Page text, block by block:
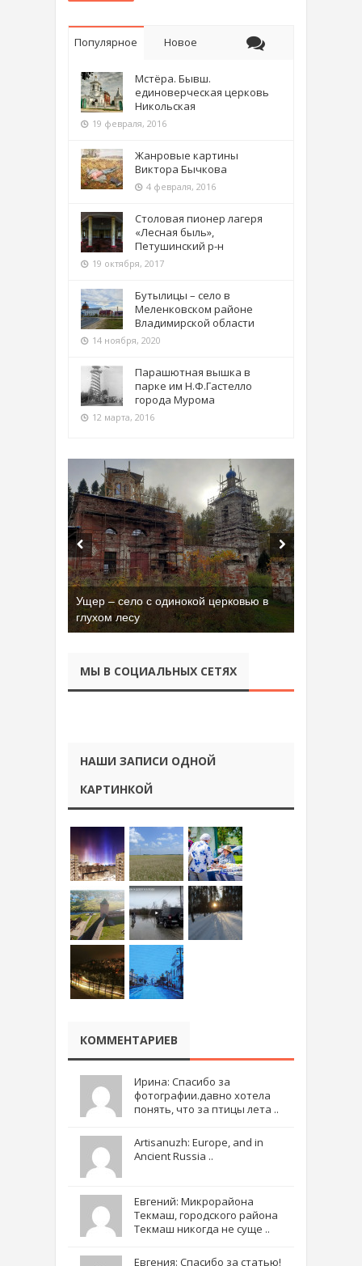
Популярное Новое
Мстёра. Бывш.
единоверческая церковь
Никольская
19 февраля, 2016
Жанровые картины
Виктора Бычкова
4 февраля, 2016
Столовая пионер лагеря
«Лесная быль»,
Петушинский р-н
19 октября, 2017
Бутылицы – село в
Меленковском районе
Владимирской области
14 ноября, 2020
Парашютная вышка в
парке им Н.Ф.Гастелло
города Мурома
12 марта, 2016
Ущер – село с одинокой церковью в
глухом лесу
МЫ В СОЦИАЛЬНЫХ СЕТЯХ
НАШИ ЗАПИСИ ОДНОЙ
КАРТИНКОЙ
КОММЕНТАРИЕВ
Ирина: Спасибо за
фотографии.давно хотела
понять, что за птицы лета ..
Artisanuzh: Europe, and in
Ancient Russia ..
Евгений: Микрорайона
Текмаш, городского района
Текмаш никогда не суще ..
Евгения: Спасибо за статью!